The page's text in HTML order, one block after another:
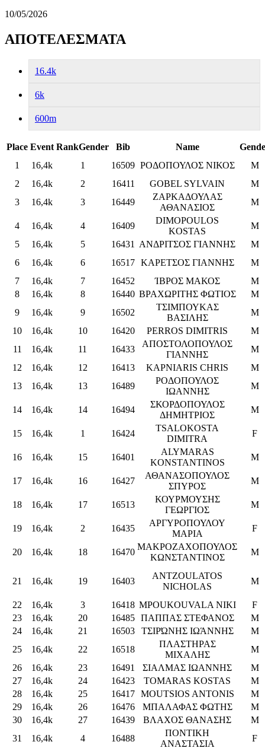
10/05/2026
ΑΠΟΤΕΛΕΣΜΑΤΑ
16.4k
6k
600m
Place Event RankGender Bib Name
1
16,4k 1 16509 ΡΟΔΟΠΟΥΛΟΣ ΝΙΚΟΣ
M
2
16,4k 2 16411 GOBEL SYLVAIN
M
3
16,4k 3 16449
ΖΑΡΚΑΔΟΥΛΑΣ
ΑΘΑΝΑΣΙΟΣ
M
4 16,4k 4 16409
DIMOPOULOS
KOSTAS
M
5
16,4k 5 16431 ΑΝΔΡΙΤΣΟΣ ΓΙΑΝΝΗΣ
M
6
16,4k 6 16517 ΚΑΡΕΤΣΟΣ ΓΙΑΝΝΗΣ
M
7
16,4k 7 16452 ΊΒΡΟΣ ΜΑΚΟΣ
M
8
16,4k 8 16440 ΒΡΑΧΩΡΙΤΗΣ ΦΩΤΙΟΣ
M
9
16,4k 9 16502
ΤΣΙΜΠΟΥΚΑΣ
ΒΑΣΙΛΗΣ
M
10
16,4k 10 16420 PERROS DIMITRIS
M
11
16,4k 11 16433
ΑΠΟΣΤΟΛΟΠΟΥΛΟΣ
ΓΙΑΝΝΗΣ
M
12
16,4k 12 16413 KAPNIARIS CHRIS
M
13
16,4k 13 16489
ΡΟΔΟΠΟΥΛΟΣ
ΙΩΑΝΝΗΣ
M
14 16,4k 14 16494
ΣΚΟΡΔΟΠΟΥΛΟΣ
ΔΗΜΗΤΡΙΟΣ
M
15 16,4k 1 16424
TSALOKOSTA
DIMITRA
F
16 16,4k 15 16401
ALYMARAS
KONSTANTINOS
M
17 16,4k 16 16427
ΑΘΑΝΑΣΟΠΟΥΛΟΣ
ΣΠΥΡΟΣ
M
18 16,4k 17 16513
ΚΟΥΡΜΟΥΣΗΣ
ΓΕΩΡΓΙΟΣ
M
19 16,4k 2 16435
ΑΡΓΥΡΟΠΟΥΛΟΥ
ΜΑΡΙΑ
F
20 16,4k 18 16470
ΜΑΚΡΟΖΑΧΟΠΟΥΛΟΣ
ΚΩΝΣΤΑΝΤΙΝΟΣ
M
21 16,4k 19 16403
ANTZOULATOS
NICHOLAS
M
22 16,4k 3 16418 MPOUKOUVALA NIKI
F
23
16,4k 20 16485 ΠΑΠΠΑΣ ΣΤΕΦΑΝΟΣ
M
24
16,4k 21 16503 ΤΣΙΡΏΝΗΣ ΙΩΆΝΝΗΣ
M
25
16,4k 22 16518
ΠΛΑΣΤΗΡΑΣ
ΜΙΧΑΛΗΣ
M
26
16,4k 23 16491 ΣΙΑΛΜΑΣ ΙΩΑΝΝΗΣ
M
27
16,4k 24 16423 TOMARAS KOSTAS
M
28
16,4k 25 16417 MOUTSIOS ANTONIS
M
29
16,4k 26 16476 ΜΠΑΛΑΦΑΣ ΦΩΤΗΣ
M
30
16,4k 27 16439 ΒΛΑΧΟΣ ΘΑΝΑΣΗΣ
M
31
16,4k 4 16488
ΠΟΝΤΙΚΗ
ΑΝΑΣΤΑΣΙΑ
F